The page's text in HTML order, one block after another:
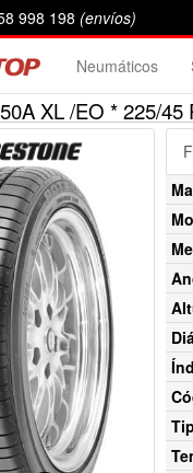
998 198 (envíos)
Neumáticos
XL /EO * 225/45